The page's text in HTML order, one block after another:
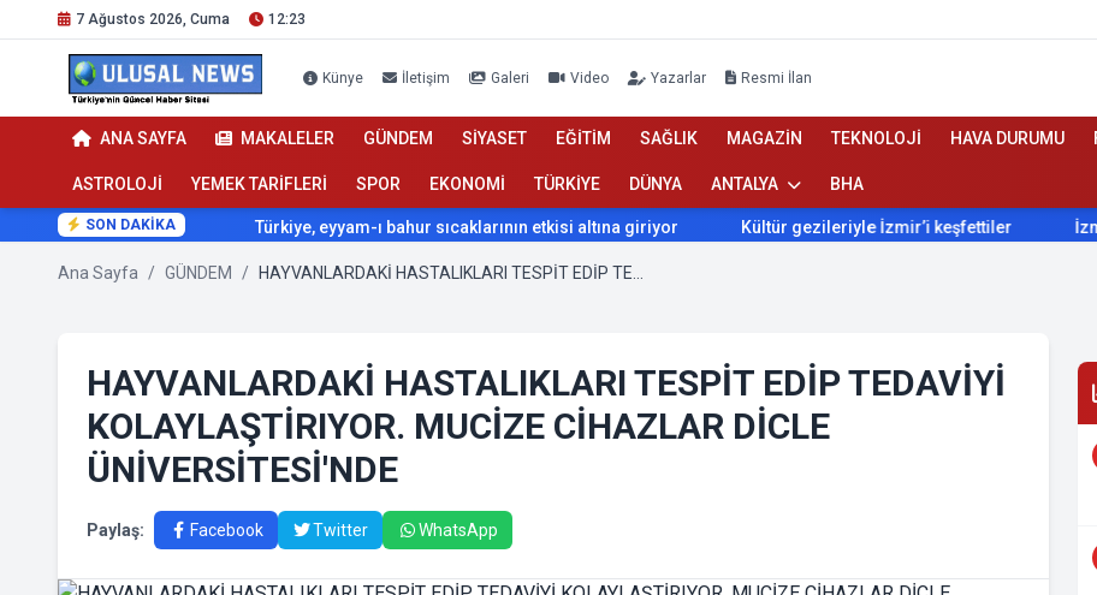
7 Ağustos 2026, Cuma 12:23
Künye İletişim Galeri Video Yazarlar Resmi İlan
ANA SAYFA MAKALELER GÜNDEM SİYASET EĞİTİM SAĞLIK MAGAZİN TEKNOLOJİ HAVA DURUMU
ASTROLOJİ YEMEK TARİFLERİ SPOR EKONOMİ TÜRKİYE DÜNYA ANTALYA BHA
SON DAKİKATürkiye, eyyam-ı bahur sıcaklarının etkisi altına giriyor Kültür gezileriyle İzmir’i keşfettiler İzmir’de
Ana Sayfa / GÜNDEM /
HAYVANLARDAKİ HASTALIKLARI TESPİT EDİP TEDAVİYİ
KOLAYLAŞTİRIYOR. MUCİZE CİHAZLAR DİCLE
ÜNİVERSİTESİ'NDE
Paylaş: Facebook Twitter WhatsApp